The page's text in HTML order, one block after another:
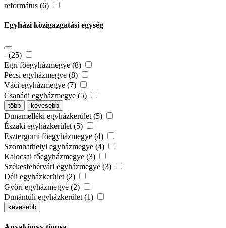
református (6)
Egyházi közigazgatási egység
- (25)
Egri főegyházmegye (8)
Pécsi egyházmegye (8)
Váci egyházmegye (7)
Csanádi egyházmegye (5)
több kevesebb
Dunamelléki egyházkerület (5)
Északi egyházkerület (5)
Esztergomi főegyházmegye (4)
Szombathelyi egyházmegye (4)
Kalocsai főegyházmegye (3)
Székesfehérvári egyházmegye (3)
Déli egyházkerület (2)
Győri egyházmegye (2)
Dunántúli egyházkerület (1)
kevesebb